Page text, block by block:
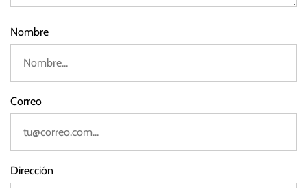
Nombre
Correo
Dirección